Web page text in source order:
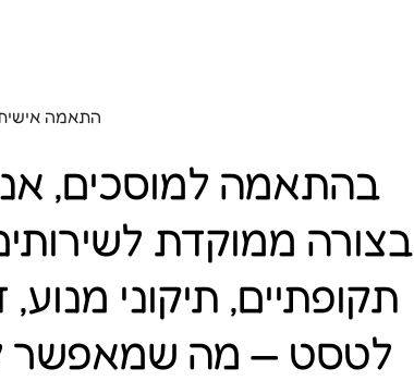
התאמה
בהתאמה למוסכים,
בצורה ממוקדת
תקופתיים, תיקוני
לטסט — מה שמאפשר